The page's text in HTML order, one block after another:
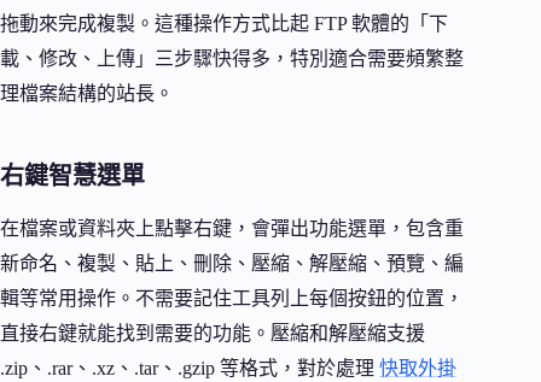
拖動來完成複製。這種操作方式比起 FTP 軟體的「下
載、修改、上傳」三步驟快得多，特別適合需要頻繁整
理檔案結構的站長。
右鍵智慧選單
在檔案或資料夾上點擊右鍵，會彈出功能選單，包含重
新命名、複製、貼上、刪除、壓縮、解壓縮、預覽、編
輯等常用操作。不需要記住工具列上每個按鈕的位置，
直接右鍵就能找到需要的功能。壓縮和解壓縮支援
.zip、.rar、.xz、.tar、.gzip 等格式，對於處理 快取外掛